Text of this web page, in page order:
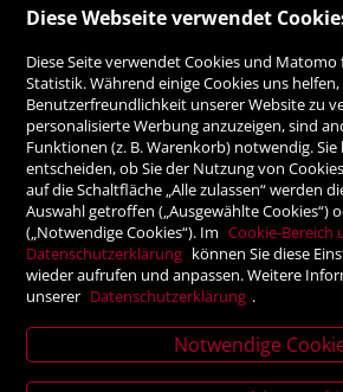
News
Rechnung
Vorauskasse
SICHER ONLINE
Diese Webseite verwendet
Diese Seite verwendet Cookies und Matomo
Statistik. Während einige Cookies uns helfen,
Benutzerfreundlichkeit unserer Website zu
personalisierte Werbung anzuzeigen, sind
Funktionen (z. B. Warenkorb) notwendig.
entscheiden, ob Sie der Nutzung von
auf die Schaltfläche „Alle zulassen“ werden
Auswahl getroffen („Ausgewählte Cookies“)
(„Notwendige Cookies“). Im Cookie-Bereich
Datenschutzerklärung können Sie diese
wieder aufrufen und anpassen. Weitere
unserer Datenschutzerklärung .
Notwendige